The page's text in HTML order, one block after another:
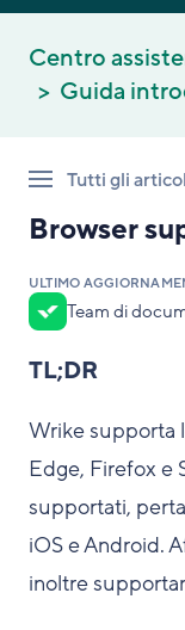
Centro
Guida
Tutti gli
Browser
ULTIMO
Team di
TL;DR
Wrike supporta
Edge, Firefox e
supportati,
iOS e Android.
inoltre